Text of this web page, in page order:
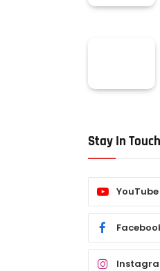
Stay In Touch
YouTube